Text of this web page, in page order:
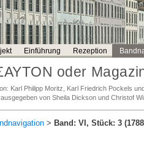
Einführung Rezeption
oder
Karl Philipp Moritz, Karl Friedrich Pockels
von Sheila Dickson und Christof
> Band: VI, Stück: 3